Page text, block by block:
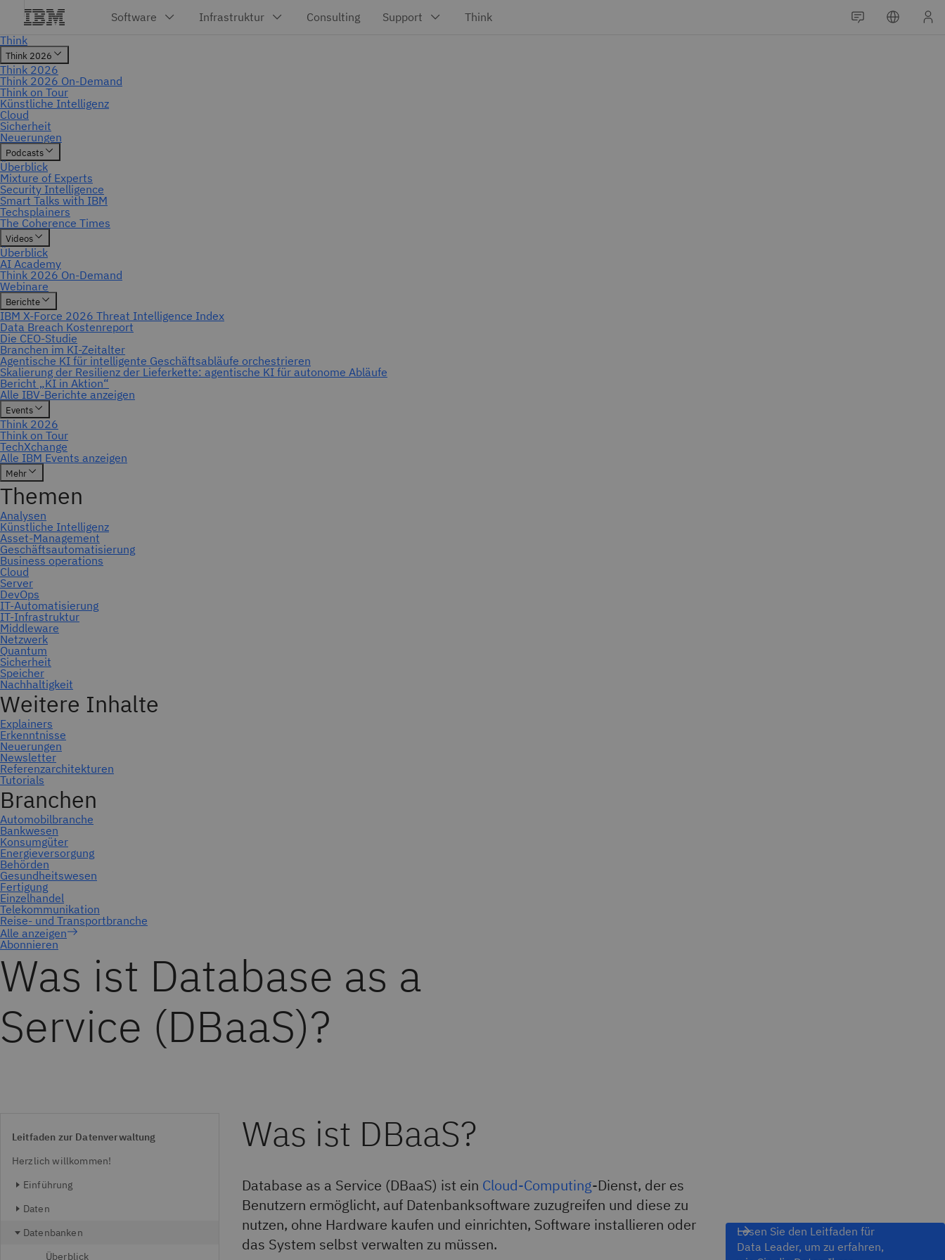
Abonnieren
Was ist Database as a
Service (DBaaS)?
Leitfaden zur Datenverwaltung
Herzlich willkommen!
Einführung
Daten
Datenbanken
Überblick
Was ist DBaaS?
Database as a Service (DBaaS) ist ein Cloud-Computing-Dienst, der es
Benutzern ermöglicht, auf Datenbanksoftware zuzugreifen und diese zu
nutzen, ohne Hardware kaufen und einrichten, Software installieren oder
das System selbst verwalten zu müssen.
Lesen Sie den Leitfaden für
Data Leader, um zu erfahren,